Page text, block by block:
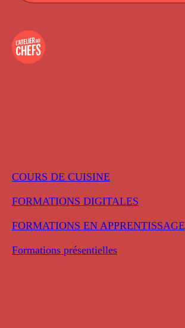
COURS DE CUISINE
FORMATIONS DIGITALES
FORMATIONS EN APPRENTISSAGE
Formations présentielles